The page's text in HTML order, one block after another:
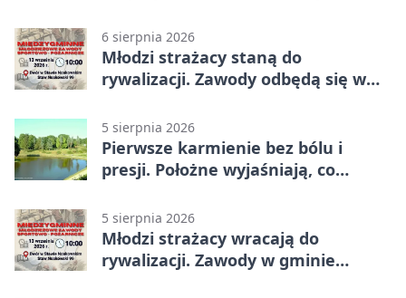
6 sierpnia 2026
Młodzi strażacy staną do
rywalizacji. Zawody odbędą się w
5 sierpnia 2026
Pierwsze karmienie bez bólu i
presji. Położne wyjaśniają, co
5 sierpnia 2026
Młodzi strażacy wracają do
rywalizacji. Zawody w gminie